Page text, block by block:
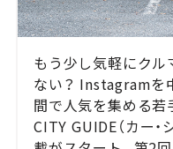
もう少し気軽にク
ない？ Instagramを
間で人気を集める若
CITY GUIDE（カー・